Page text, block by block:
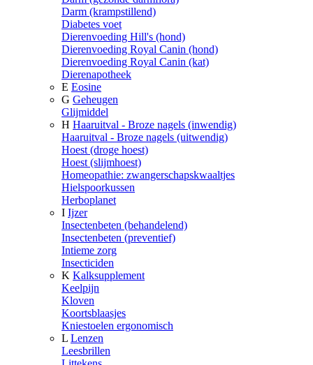
Darm (krampstillend)
Diabetes voet
Dierenvoeding Hill's (hond)
Dierenvoeding Royal Canin (hond)
Dierenvoeding Royal Canin (kat)
Dierenapotheek
E Eosine
G Geheugen
Glijmiddel
H Haaruitval - Broze nagels (inwendig)
Haaruitval - Broze nagels (uitwendig)
Hoest (droge hoest)
Hoest (slijmhoest)
Homeopathie: zwangerschapskwaaltjes
Hielspoorkussen
Herboplanet
I Ijzer
Insectenbeten (behandelend)
Insectenbeten (preventief)
Intieme zorg
Insecticiden
K Kalksupplement
Keelpijn
Kloven
Koortsblaasjes
Kniestoelen ergonomisch
L Lenzen
Leesbrillen